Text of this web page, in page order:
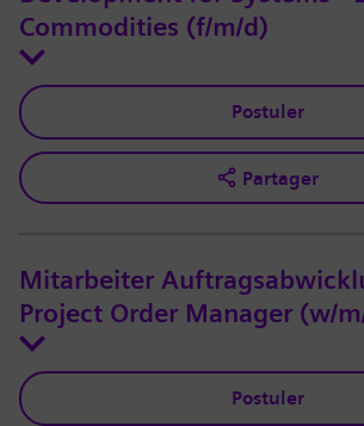
Commodities (f/m/d)
Postuler
Partager
Mitarbeiter
Project Order Manager (w/
Postuler